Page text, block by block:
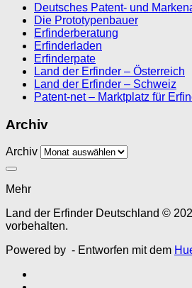
Deutsches Patent- und
Die Prototypenbauer
Erfinderberatung
Erfinderladen
Erfinderpate
Land der Erfinder – Österreich
Land der Erfinder – Schweiz
Patent-net – Marktplatz für
Archiv
Archiv
Mehr
Land der Erfinder Deutschland ©
vorbehalten.
Powered by - Entworfen mit dem